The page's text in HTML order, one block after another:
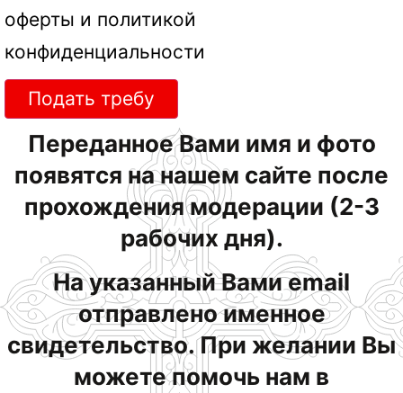
оферты и политикой
конфиденциальности
Подать требу
Переданное Вами имя и фото
появятся на нашем сайте после
прохождения модерации (2-3
рабочих дня).
На указанный Вами email
отправлено именное
свидетельство. При желании Вы
можете помочь нам в